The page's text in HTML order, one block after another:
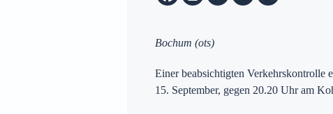
Bochum (ots)
Einer beabsichtigten Verkehrskontrolle
15. September, gegen 20.20 Uhr am